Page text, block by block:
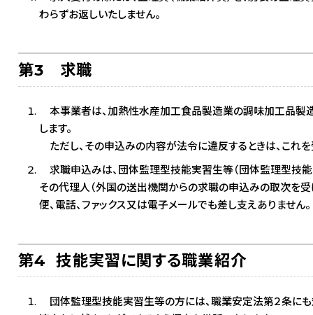
わらずお返しいたしません。
第3 求職
本事業者は、加熱性水産加工食品製造業の調味加工品製
します。
ただし、その申込みの内容が法令に違反するときは、これを
求職申込みは、団体監理型技能実習生等（団体監理型技能
その代理人（外国の送出機関からの求職の申込みの取次を受
便、電話、ファックス又は電子メールでも差し支えありません。
第4 技能実習に関する職業紹介
団体監理型技能実習生等の方には、職業安定法第２条に